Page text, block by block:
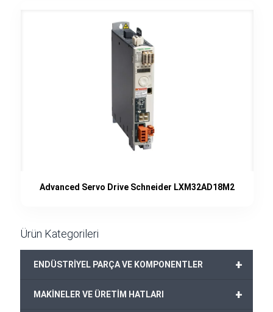
Advanced Servo Drive Schneider LXM32AD18M2
Ürün Kategorileri
+
ENDÜSTRİYEL PARÇA VE KOMPONENTLER
+
MAKİNELER VE ÜRETİM HATLARI